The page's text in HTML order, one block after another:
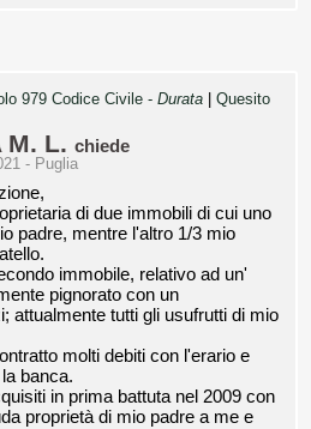
979 Codice Civile - Durata
Quesito
M. L. chiede
- Puglia
di due immobili di cui uno
padre, mentre l'altro 1/3 mio
immobile, relativo ad un'
pignorato con un
attualmente tutti gli usufrutti di mio
molti debiti con l'erario e
banca.
in prima battuta nel 2009 con
proprietà di mio padre a me e